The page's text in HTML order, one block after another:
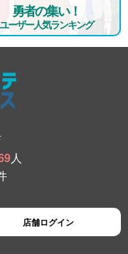
勇者の集い！
ユーザー人気ランキング
人
店舗ログイン